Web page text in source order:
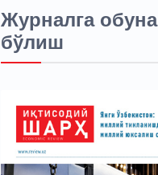
Журналга обуна
бўлиш